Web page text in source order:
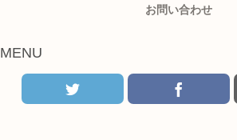
お問い合わせ
MENU